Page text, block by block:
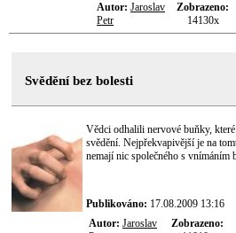
Autor: Jaroslav
Petr
Zobrazeno:
14130x
Svědění bez bolesti
Vědci odhalili nervové buňky,
svědění. Nejpřekvapivější je na
nemají nic společného s vnímáním
Publikováno: 17.08.2009 13:16
Autor: Jaroslav
Zobrazeno: